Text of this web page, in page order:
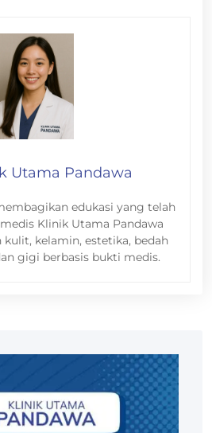
Utama Pandawa
edukasi yang telah
Klinik Utama Pandawa
kulit, kelamin, estetika, bedah
gigi berbasis bukti medis.